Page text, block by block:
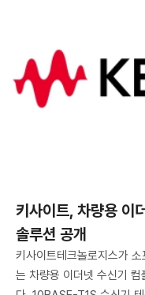
키사이트, 차량용 이
솔루션 공개
키사이트테크놀로지스가
는 차량용 이더넷 수신기